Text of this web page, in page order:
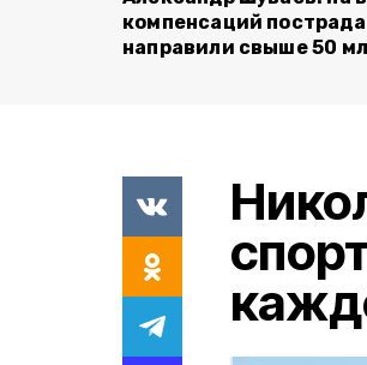
компенсаций
направили свыше 50